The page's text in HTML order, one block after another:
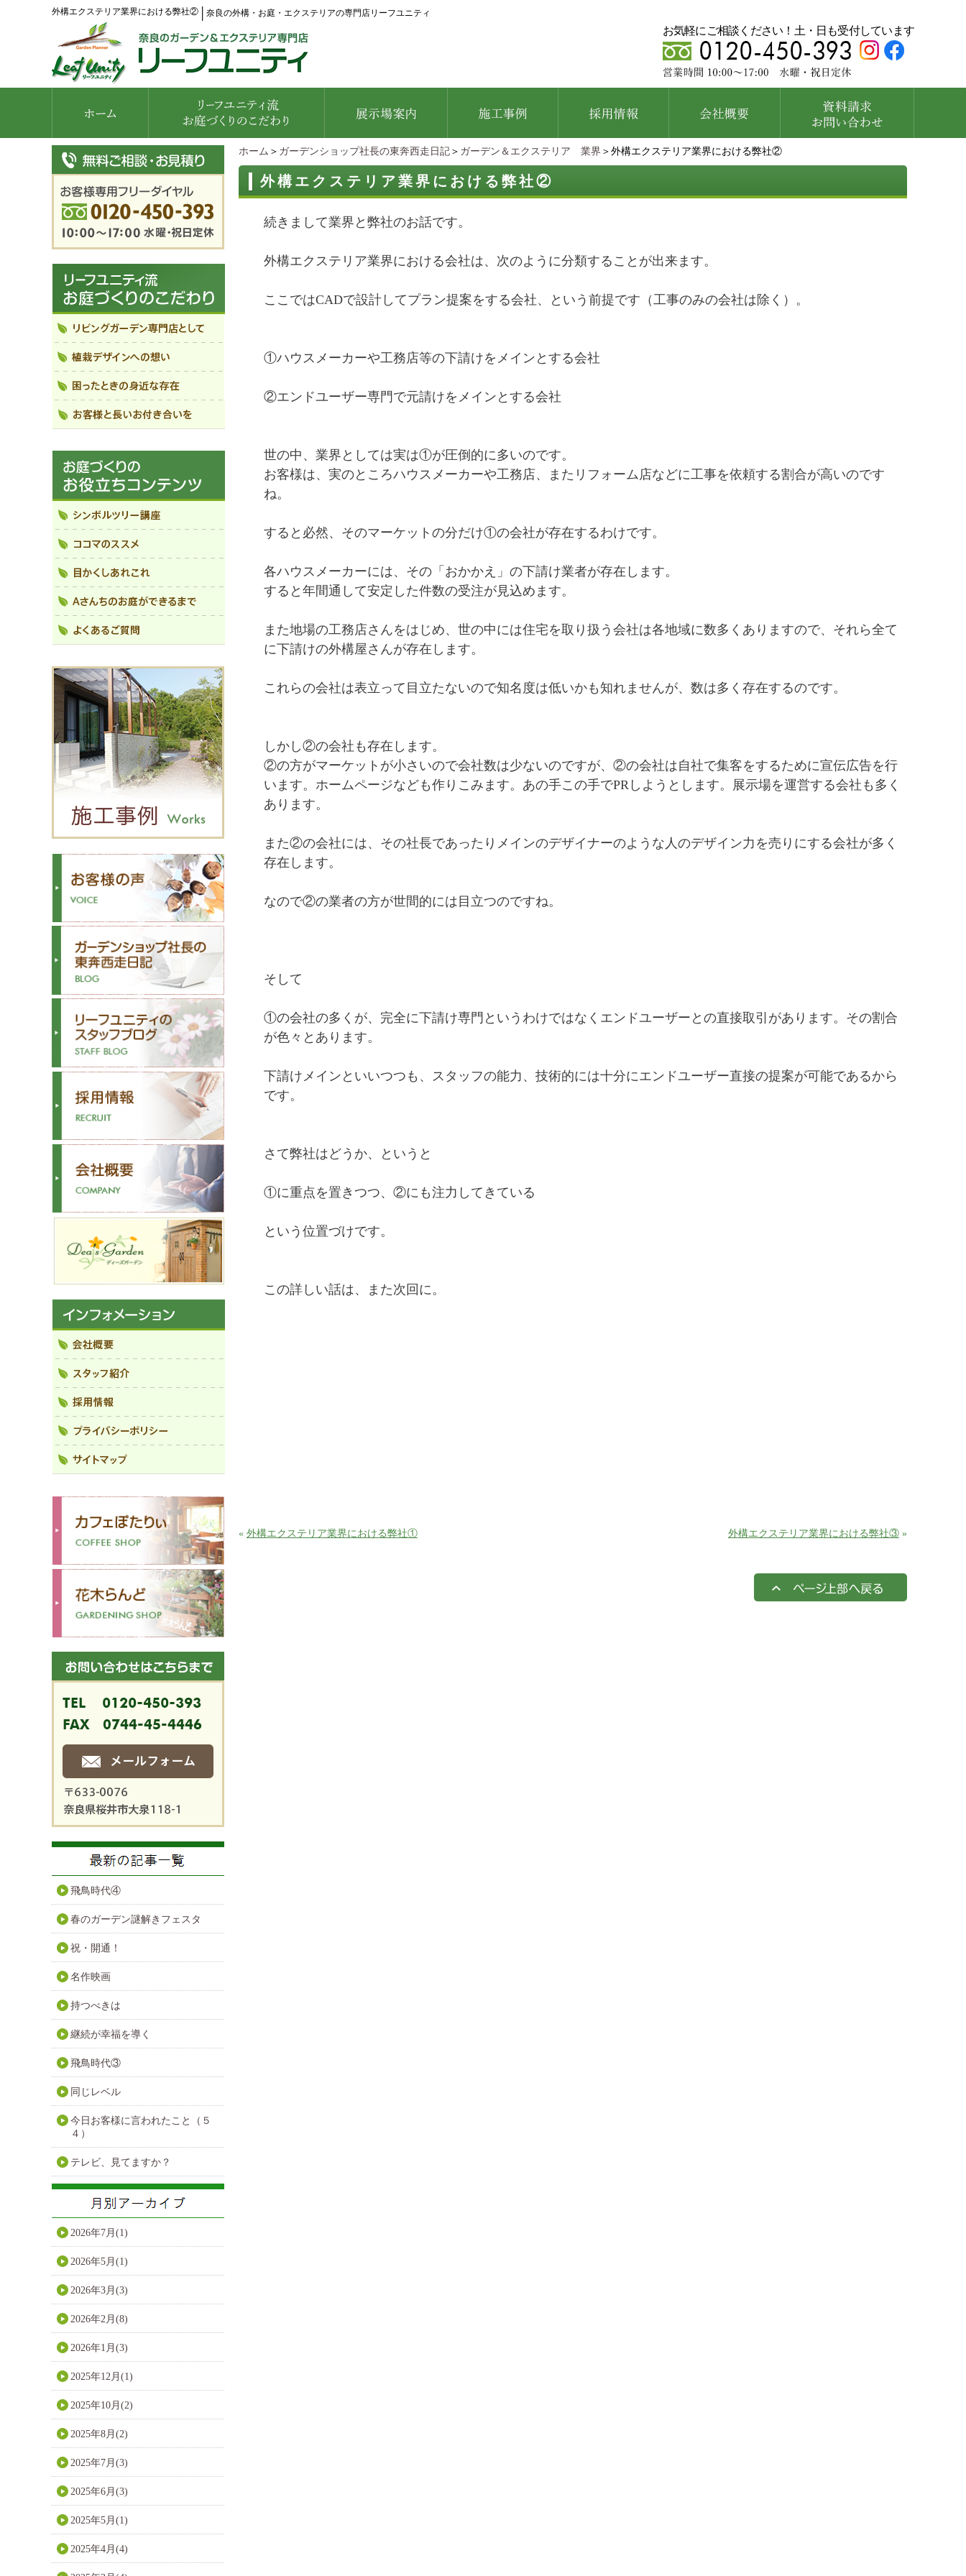
外構エクステリア業界における弊社② 奈良の外構・お庭・エクステリアの専門店リーフユニティ
お気軽にご相談ください！土・日も受付しています
ホーム ＞ ガーデンショップ社長の東奔西走日記 ＞ ガーデン＆エクステリア 業界 ＞外構エクステリア業界における弊社②
外構エクステリア業界における弊社②
続きまして業界と弊社のお話です。
外構エクステリア業界における会社は、次のように分類することが出来ます。
ここではCADで設計してプラン提案をする会社、という前提です（工事のみの会社は除く）。
①ハウスメーカーや工務店等の下請けをメインとする会社
②エンドユーザー専門で元請けをメインとする会社
世の中、業界としては実は①が圧倒的に多いのです。
お客様は、実のところハウスメーカーや工務店、またリフォーム店などに工事を依頼する割合が高いのです
ね。
すると必然、そのマーケットの分だけ①の会社が存在するわけです。
各ハウスメーカーには、その「おかかえ」の下請け業者が存在します。
すると年間通して安定した件数の受注が見込めます。
また地場の工務店さんをはじめ、世の中には住宅を取り扱う会社は各地域に数多くありますので、それら全て
に下請けの外構屋さんが存在します。
これらの会社は表立って目立たないので知名度は低いかも知れませんが、数は多く存在するのです。
しかし②の会社も存在します。
②の方がマーケットが小さいので会社数は少ないのですが、②の会社は自社で集客をするために宣伝広告を行
います。ホームページなども作りこみます。あの手この手でPRしようとします。展示場を運営する会社も多く
あります。
また②の会社には、その社長であったりメインのデザイナーのような人のデザイン力を売りにする会社が多く
存在します。
なので②の業者の方が世間的には目立つのですね。
そして
①の会社の多くが、完全に下請け専門というわけではなくエンドユーザーとの直接取引があります。その割合
が色々とあります。
下請けメインといいつつも、スタッフの能力、技術的には十分にエンドユーザー直接の提案が可能であるから
です。
さて弊社はどうか、というと
①に重点を置きつつ、②にも注力してきている
という位置づけです。
この詳しい話は、また次回に。
« 外構エクステリア業界における弊社① 外構エクステリア業界における弊社③ »
飛鳥時代④
春のガーデン謎解きフェスタ
祝・開通！
名作映画
持つべきは
継続が幸福を導く
飛鳥時代③
同じレベル
今日お客様に言われたこと（５
４）
テレビ、見てますか？
2026年7月(1)
2026年5月(1)
2026年3月(3)
2026年2月(8)
2026年1月(3)
2025年12月(1)
2025年10月(2)
2025年8月(2)
2025年7月(3)
2025年6月(3)
2025年5月(1)
2025年4月(4)